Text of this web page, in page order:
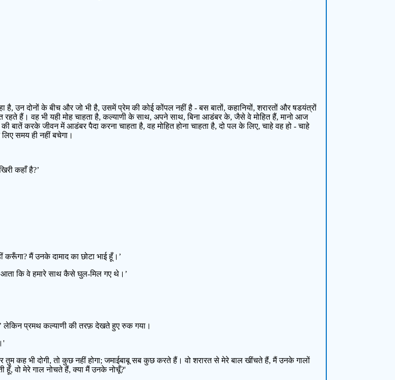
है, उन दोनों के बीच और जो भी है, उसमें प्रेम की कोई कोंपल नहीं है - बस बातों, कहानियों, शरारतों और षडयंत्रों
रहते हैं। वह भी यही मोह चाहता है, कल्याणी के साथ, अपने साथ, बिना आडंबर के, जैसे वे मोहित हैं, मानो आज
बातें करके जीवन में आडंबर पैदा करना चाहता है, वह मोहित होना चाहता है, दो पल के लिए, चाहे वह हो - चाहे
समय ही नहीं बचेगा।
कहाँ है?’
करूँगा? मैं उनके दामाद का छोटा भाई हूँ।’
आता कि वे हमारे साथ कैसे घुल-मिल गए थे।’
लेकिन प्रमथ कल्याणी की तरफ़ देखते हुए रुक गया।
तुम कह भी दोगी, तो कुछ नहीं होगा; जमाईबाबू सब कुछ करते हैं। वो शरारत से मेरे बाल खींचते हैं, मैं उनके गालों
हूँ, वो मेरे गाल नोचते हैं, क्या मैं उनके नोचूँ?'